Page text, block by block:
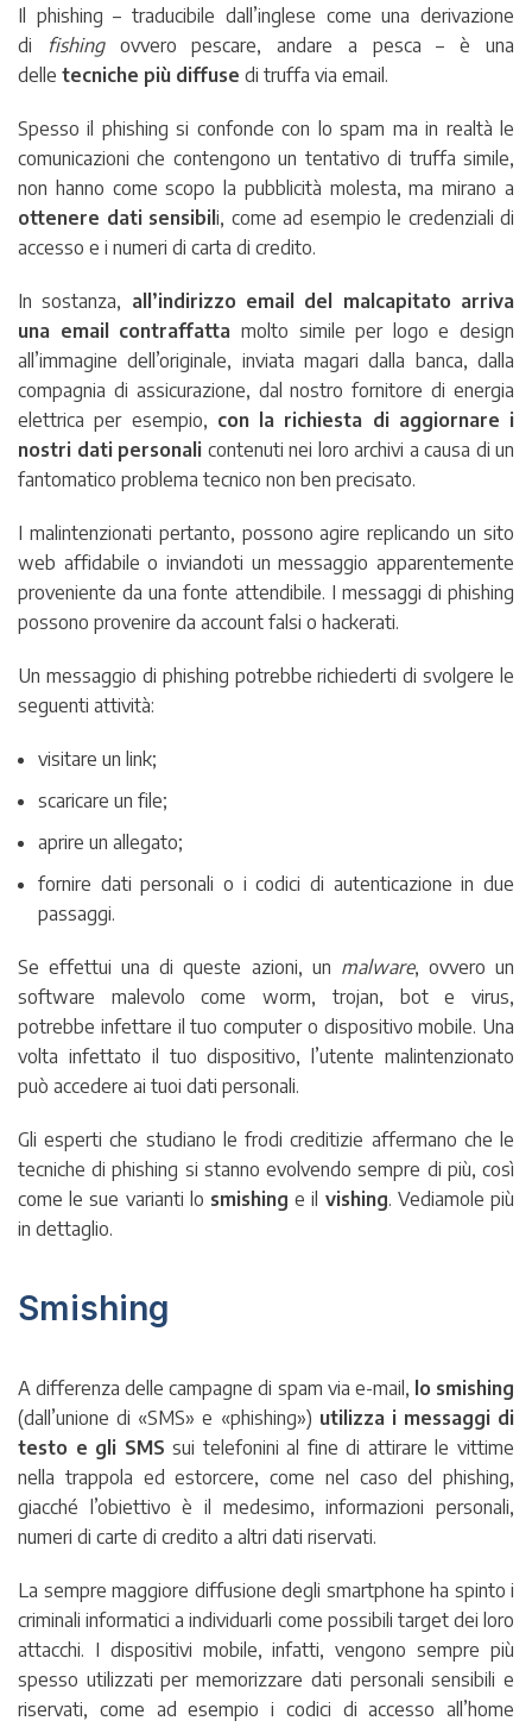
Il phishing – traducibile dall’inglese come una derivazione
di
fishingovvero pescare, andare a pesca – è una
delle tecniche più diffuse di truffa via email.
Spesso il phishing si confonde con lo spam ma in realtà le
comunicazioni che contengono un tentativo di truffa simile,
non hanno come scopo la pubblicità molesta, ma mirano a
ottenere dati sensibili, come ad esempio le credenziali di
accesso e i numeri di carta di credito.
In sostanza, all’indirizzo email del malcapitato arriva
una email contraffatta molto simile per logo e design
all’immagine dell’originale, inviata magari dalla banca, dalla
compagnia di assicurazione, dal nostro fornitore di energia
elettrica per esempio, con la richiesta di aggiornare i
nostri dati personali contenuti nei loro archivi a causa di un
fantomatico problema tecnico non ben precisato.
I malintenzionati pertanto, possono agire replicando un sito
web affidabile o inviandoti un messaggio apparentemente
proveniente da una fonte attendibile. I messaggi di phishing
possono provenire da account falsi o hackerati.
Un messaggio di phishing potrebbe richiederti di svolgere le
seguenti attività:
visitare un link;
scaricare un file;
aprire un allegato;
fornire dati personali o i codici di autenticazione in due
passaggi.
Se effettui una di queste azioni, un malware, ovvero un
software malevolo come worm, trojan, bot e virus,
potrebbe infettare il tuo computer o dispositivo mobile. Una
volta infettato il tuo dispositivo, l’utente malintenzionato
può accedere ai tuoi dati personali.
Gli esperti che studiano le frodi creditizie affermano che le
tecniche di phishing si stanno evolvendo sempre di più, così
come le sue varianti lo smishing e il vishing. Vediamole più
in dettaglio.
Smishing
A differenza delle campagne di spam via e-mail, lo smishing
(dall’unione di «SMS» e «phishing») utilizza i messaggi di
testo e gli SMSsui telefonini al fine di attirare le vittime
nella trappola ed estorcere, come nel caso del phishing,
giacché l’obiettivo è il medesimo, informazioni personali,
numeri di carte di credito a altri dati riservati.
La sempre maggiore diffusione degli smartphone ha spinto i
criminali informatici a individuarli come possibili target dei loro
attacchi. I dispositivi mobile, infatti, vengono sempre più
spesso utilizzati per memorizzare dati personali sensibili e
riservati, come ad esempio i codici di accesso all’home